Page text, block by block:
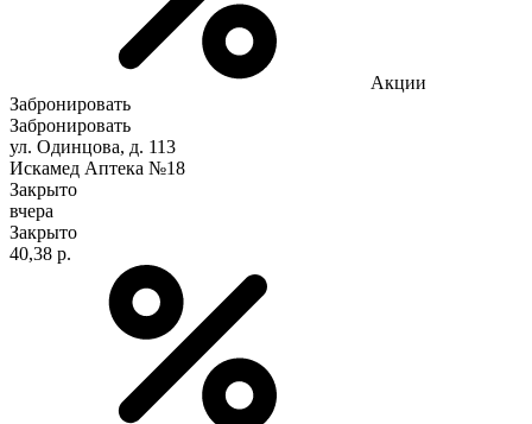
Акции
Забронировать
Забронировать
ул. Одинцова, д. 113
Искамед Аптека №18
Закрыто
вчера
Закрыто
40,38 р.